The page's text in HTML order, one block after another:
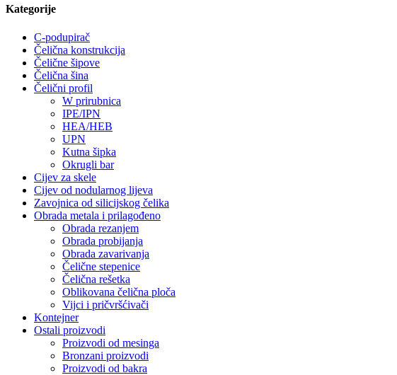
Kategorije
C-podupirač
Čelična konstrukcija
Čelične šipove
Čelična šina
Čelični profil
W prirubnica
IPE/IPN
HEA/HEB
UPN
Kutna šipka
Okrugli bar
Cijev za skele
Cijev od nodularnog lijeva
Zavojnica od silicijskog čelika
Obrada metala i prilagođeno
Obrada rezanjem
Obrada probijanja
Obrada zavarivanja
Čelične stepenice
Čelična rešetka
Oblikovana čelična ploča
Vijci i pričvršćivači
Kontejner
Ostali proizvodi
Proizvodi od mesinga
Bronzani proizvodi
Proizvodi od bakra